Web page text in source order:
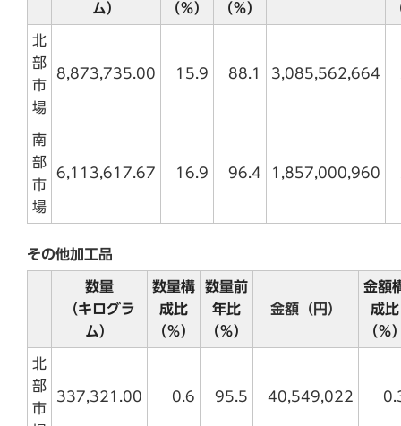
ム）
（％）
（％）
北
部
市
場
8,873,735.00 15.9 88.1 3,085,562,664
南
部
市
場
6,113,617.67 16.9 96.4 1,857,000,960
その他加工品
数量
（キログラ
ム）
数量構
成比
（％）
数量前
年比
（％）
金額（円）
金額
成比
（％
北
部
市
337,321.00 0.6 95.5 40,549,022